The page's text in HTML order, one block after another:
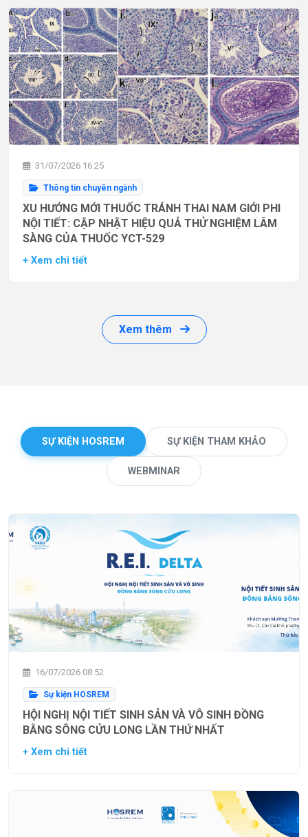
31/07/2026 16:25
Thông tin chuyên ngành
XU HƯỚNG MỚI THUỐC TRÁNH THAI NAM GIỚI PHI
NỘI TIẾT: CẬP NHẬT HIỆU QUẢ THỬ NGHIỆM LÂM
SÀNG CỦA THUỐC YCT-529
+ Xem chi tiết
Xem thêm
SỰ KIỆN HOSREM SỰ KIỆN THAM KHẢO
WEBMINAR
16/07/2026 08:52
Sự kiện HOSREM
HỘI NGHỊ NỘI TIẾT SINH SẢN VÀ VÔ SINH ĐỒNG
BẰNG SÔNG CỬU LONG LẦN THỨ NHẤT
+ Xem chi tiết